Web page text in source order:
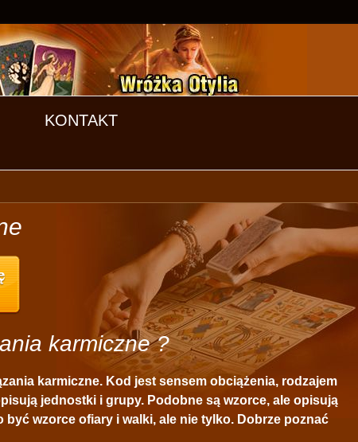
KONTAKT
karmiczne ?
karmiczne. Kod jest sensem obciążenia, rodzajem
jednostki i grupy. Podobne są wzorce, ale opisują
być wzorce ofiary i walki, ale nie tylko. Dobrze poznać